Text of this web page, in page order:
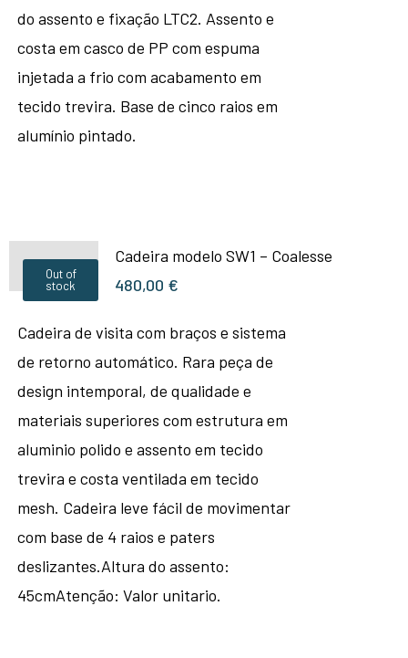
do assento e fixação LTC2. Assento e
costa em casco de PP com espuma
injetada a frio com acabamento em
tecido trevira. Base de cinco raios em
alumínio pintado.
Out of
stock
Cadeira modelo SW1 – Coalesse
480,00 €
Cadeira de visita com braços e sistema
de retorno automático. Rara peça de
design intemporal, de qualidade e
materiais superiores com estrutura em
aluminio polido e assento em tecido
trevira e costa ventilada em tecido
mesh. Cadeira leve fácil de movimentar
com base de 4 raios e paters
deslizantes.Altura do assento:
45cmAtenção: Valor unitario.